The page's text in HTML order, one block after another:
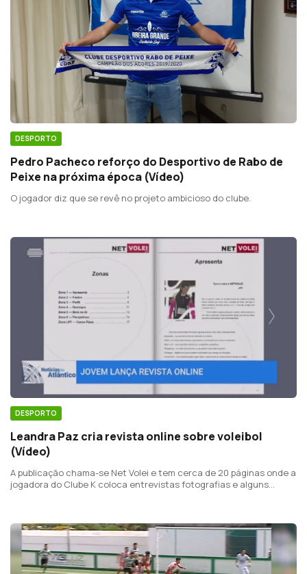
DESPORTO
Pedro Pacheco reforço do Desportivo de Rabo de
Peixe na próxima época (Vídeo)
O jogador diz que se revê no projeto ambicioso do clube.
DESPORTO
Leandra Paz cria revista online sobre voleibol
(Vídeo)
A publicação chama-se Net Volei e tem cerca de 20 páginas onde a
jogadora do Clube K coloca entrevistas fotografias e alguns